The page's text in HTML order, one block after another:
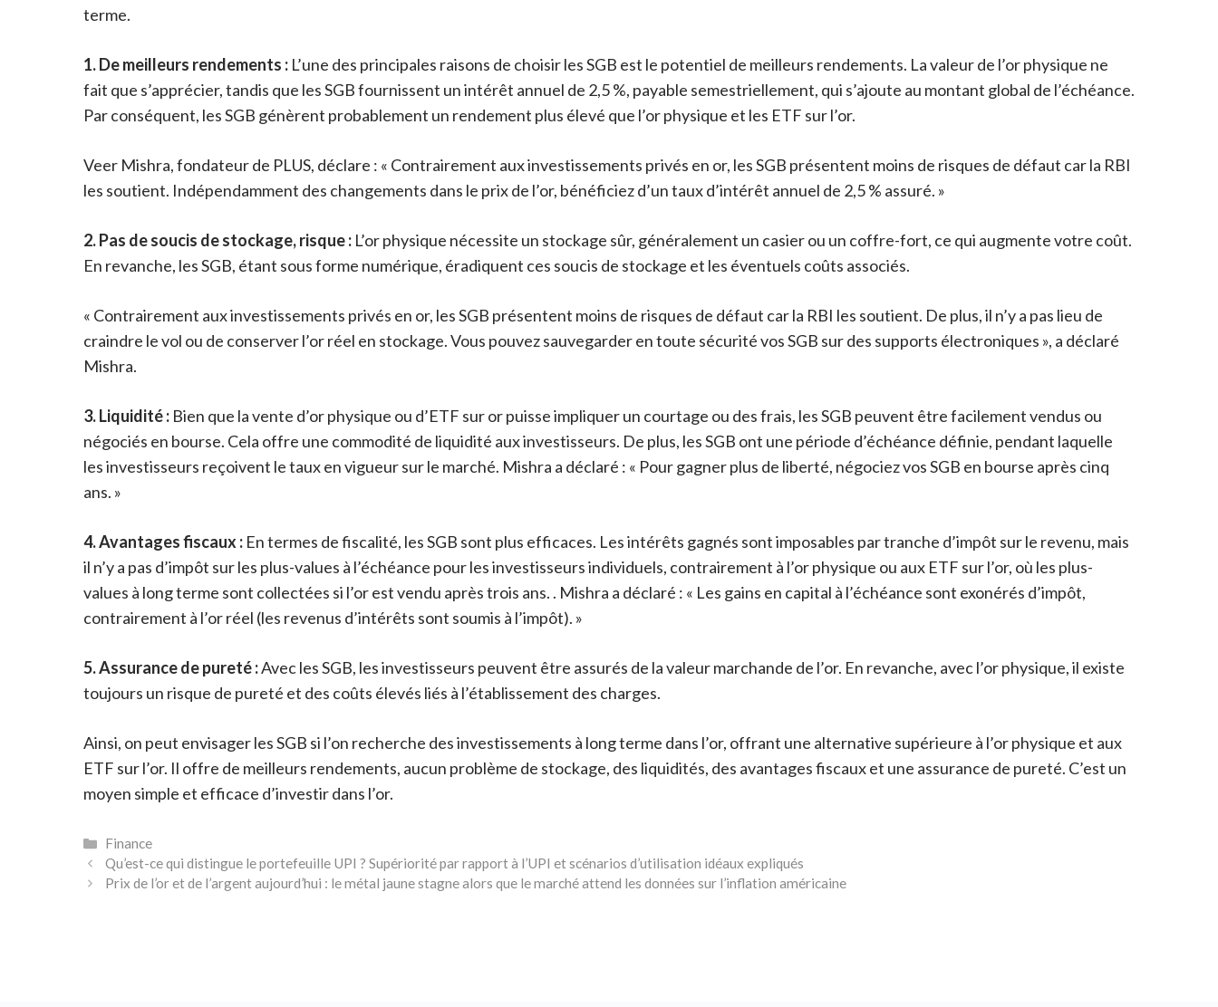
terme.
1. De meilleurs rendements : L’une des principales raisons de choisir les SGB est le potentiel de meilleurs rendements. La valeur de l’or physique ne
fait que s’apprécier, tandis que les SGB fournissent un intérêt annuel de 2,5 %, payable semestriellement, qui s’ajoute au montant global de l’échéance.
Par conséquent, les SGB génèrent probablement un rendement plus élevé que l’or physique et les ETF sur l’or.
Veer Mishra, fondateur de PLUS, déclare : « Contrairement aux investissements privés en or, les SGB présentent moins de risques de défaut car la RBI
les soutient. Indépendamment des changements dans le prix de l’or, bénéficiez d’un taux d’intérêt annuel de 2,5 % assuré. »
2. Pas de soucis de stockage, risque : L’or physique nécessite un stockage sûr, généralement un casier ou un coffre-fort, ce qui augmente votre coût.
En revanche, les SGB, étant sous forme numérique, éradiquent ces soucis de stockage et les éventuels coûts associés.
« Contrairement aux investissements privés en or, les SGB présentent moins de risques de défaut car la RBI les soutient. De plus, il n’y a pas lieu de
craindre le vol ou de conserver l’or réel en stockage. Vous pouvez sauvegarder en toute sécurité vos SGB sur des supports électroniques », a déclaré
Mishra.
3. Liquidité : Bien que la vente d’or physique ou d’ETF sur or puisse impliquer un courtage ou des frais, les SGB peuvent être facilement vendus ou
négociés en bourse. Cela offre une commodité de liquidité aux investisseurs. De plus, les SGB ont une période d’échéance définie, pendant laquelle
les investisseurs reçoivent le taux en vigueur sur le marché. Mishra a déclaré : « Pour gagner plus de liberté, négociez vos SGB en bourse après cinq
ans. »
4. Avantages fiscaux : En termes de fiscalité, les SGB sont plus efficaces. Les intérêts gagnés sont imposables par tranche d’impôt sur le revenu, mais
il n’y a pas d’impôt sur les plus-values ​​à l’échéance pour les investisseurs individuels, contrairement à l’or physique ou aux ETF sur l’or, où les plus-
values ​​à long terme sont collectées si l’or est vendu après trois ans. . Mishra a déclaré : « Les gains en capital à l’échéance sont exonérés d’impôt,
contrairement à l’or réel (les revenus d’intérêts sont soumis à l’impôt). »
5. Assurance de pureté :Avec les SGB, les investisseurs peuvent être assurés de la valeur marchande de l’or. En revanche, avec l’or physique, il existe
toujours un risque de pureté et des coûts élevés liés à l’établissement des charges.
Ainsi, on peut envisager les SGB si l’on recherche des investissements à long terme dans l’or, offrant une alternative supérieure à l’or physique et aux
ETF sur l’or. Il offre de meilleurs rendements, aucun problème de stockage, des liquidités, des avantages fiscaux et une assurance de pureté. C’est un
moyen simple et efficace d’investir dans l’or.
Catégories
Finance
Qu’est-ce qui distingue le portefeuille UPI ? Supériorité par rapport à l’UPI et scénarios d’utilisation idéaux expliqués
Prix ​​de l’or et de l’argent aujourd’hui : le métal jaune stagne alors que le marché attend les données sur l’inflation américaine